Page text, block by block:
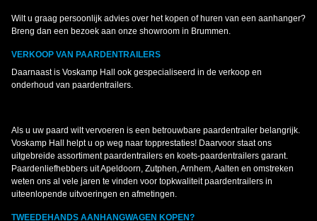
Wilt u graag persoonlijk advies over het kopen of huren van een aanhanger?
Breng dan een bezoek aan onze showroom in Brummen.
VERKOOP VAN PAARDENTRAILERS
Daarnaast is Voskamp Hall ook gespecialiseerd in de verkoop en
onderhoud van paardentrailers.
Als u uw paard wilt vervoeren is een betrouwbare paardentrailer belangrijk.
Voskamp Hall helpt u op weg naar topprestaties! Daarvoor staat ons
uitgebreide assortiment paardentrailers en koets-paardentrailers garant.
Paardenliefhebbers uit Apeldoorn, Zutphen, Arnhem, Aalten en omstreken
weten ons al vele jaren te vinden voor topkwaliteit paardentrailers in
uiteenlopende uitvoeringen en afmetingen.
TWEEDEHANDS AANHANGWAGEN KOPEN?